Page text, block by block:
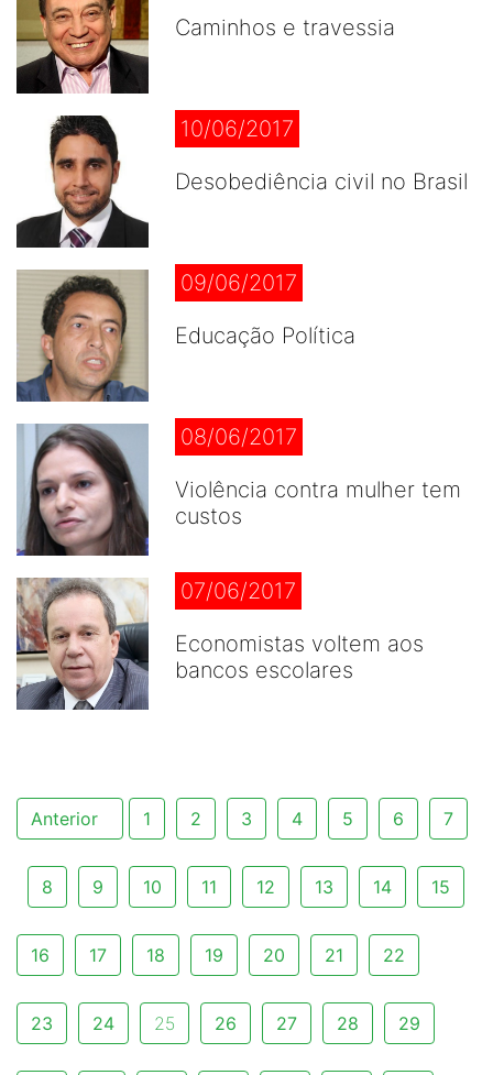
Caminhos e travessia
10/06/2017
Desobediência civil no Brasil
09/06/2017
Educação Política
08/06/2017
Violência contra mulher tem
custos
07/06/2017
Economistas voltem aos
bancos escolares
Anterior 1 2 3 4 5 6 7
8 9 10 11 12 13 14 15
16 17 18 19 20 21 22
23 24 25 26 27 28 29